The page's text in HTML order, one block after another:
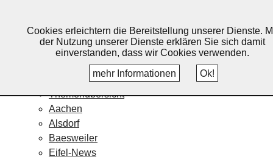
Home
Veranstaltungskalender
Themenübersicht
Aachen
Alsdorf
Baesweiler
Eifel-News
Cookies erleichtern die Bereitstellung unserer Dienste.
der Nutzung unserer Dienste erklären Sie sich damit
einverstanden, dass wir Cookies verwenden.
mehr Informationen
Ok!